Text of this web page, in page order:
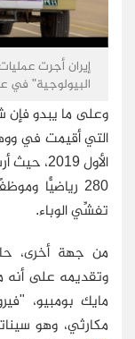
إيران أجرت
البيولوجية" في
وعلى ما يبدو فإن
280 رياضيًّا
تفشِّي الوباء.
من جهة أخرى،
وتقديمه على أنه
مايك بومبيو،
مكارثي، وهو